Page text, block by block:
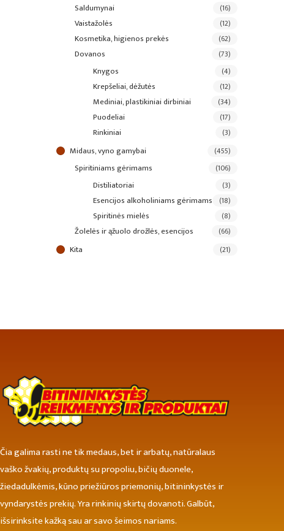
saldumynai (16)
vaistažolės (12)
kosmetika, higienos prekės (62)
dovanos (73)
knygos (4)
krepšeliai, dėžutės (12)
mediniai, plastikiniai dirbiniai (34)
puodeliai (17)
rinkiniai (3)
midaus, vyno gamybai (455)
spiritiniams gėrimams (106)
distiliatoriai (3)
esencijos alkoholiniams gėrimams (18)
spiritinės mielės (8)
žolelės ir ąžuolo drožlės, esencijos (66)
kita (21)
Čia galima rasti ne tik medaus, bet ir arbatų, natūralaus
vaško žvakių, produktų su propoliu, bičių duonele,
žiedadulkėmis, kūno priežiūros priemonių, bitininkystės ir
vyndarystės prekių. Yra rinkinių skirtų dovanoti. Galbūt,
išsirinksite kažką sau ar savo šeimos nariams.